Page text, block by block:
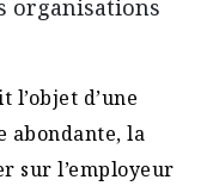
organisations
d’une
la
sur l’employeur